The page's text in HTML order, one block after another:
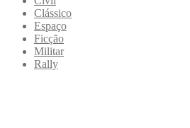
Clássico
Espaço
Ficção
Militar
Rally